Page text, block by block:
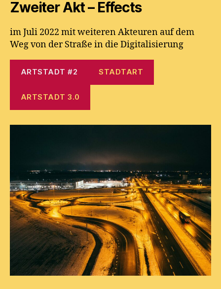
Zweiter Akt – Effects
im Juli 2022 mit weiteren Akteuren auf dem
Weg von der Straße in die Digitalisierung
ARTSTADT #2 STADTART
ARTSTADT 3.0